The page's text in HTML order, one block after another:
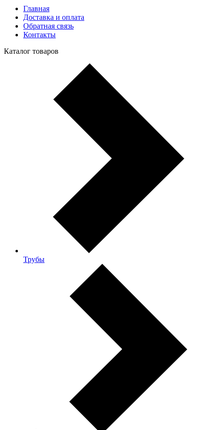
Главная
Доставка и оплата
Обратная связь
Контакты
Каталог товаров
Трубы